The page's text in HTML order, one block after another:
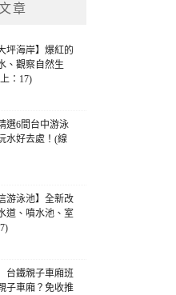
章
坪海岸】爆紅的
、觀察自然生
：17)
選6間台中游泳
水好去處！(線
游泳池】全新改
道、噴水池、室
台鐵親子車廂班
子車廂？免收推